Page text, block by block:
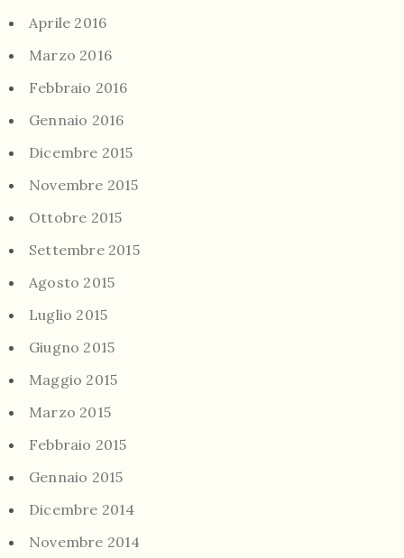
Aprile 2016
Marzo 2016
Febbraio 2016
Gennaio 2016
Dicembre 2015
Novembre 2015
Ottobre 2015
Settembre 2015
Agosto 2015
Luglio 2015
Giugno 2015
Maggio 2015
Marzo 2015
Febbraio 2015
Gennaio 2015
Dicembre 2014
Novembre 2014